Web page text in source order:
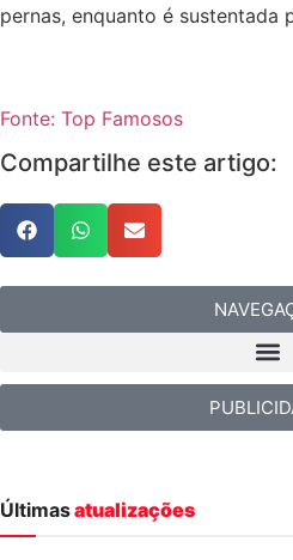
pernas, enquanto é sustentada
Fonte: Top Famosos
Compartilhe este artigo:
Últimasatualizações